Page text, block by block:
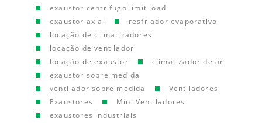
exaustor centrifugo limit load
exaustor axial
resfriador evaporativo
locação de climatizadores
locação de ventilador
locação de exaustor
climatizador de ar
exaustor sobre medida
ventilador sobre medida
Ventiladores
Exaustores
Mini Ventiladores
exaustores industriais